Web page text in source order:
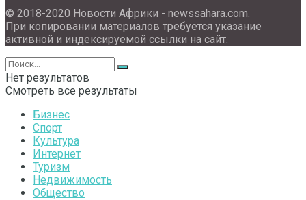
© 2018-2020 Новости Африки - newssahara.com.
При копировании материалов требуется указание
активной и индексируемой ссылки на сайт.
Нет результатов
Смотреть все результаты
Бизнес
Спорт
Культура
Интернет
Туризм
Недвижимость
Общество